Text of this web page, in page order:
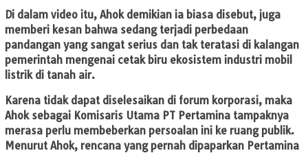
Di dalam video itu, Ahok demikian ia biasa disebut, juga
memberi kesan bahwa sedang terjadi perbedaan
pandangan yang sangat serius dan tak teratasi di kalangan
pemerintah mengenai cetak biru ekosistem industri mobil
listrik di tanah air.
Karena tidak dapat diselesaikan di forum korporasi, maka
Ahok sebagai Komisaris Utama PT Pertamina tampaknya
merasa perlu membeberkan persoalan ini ke ruang publik.
Menurut Ahok, rencana yang pernah dipaparkan Pertamina